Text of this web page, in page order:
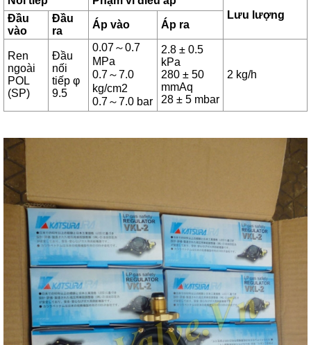
Lưu lượng
Đầu
vào
Đầu
ra
Áp vào Áp ra
Ren
ngoài
POL
(SP)
Đầu
nối
tiếp φ
9.5
0.07～0.7
MPa
0.7～7.0
kg/cm2
0.7～7.0 bar
2.8 ± 0.5
kPa
280 ± 50
mmAq
28 ± 5 mbar
2 kg/h